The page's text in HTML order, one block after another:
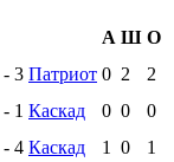
А Ш О
- 3 Патриот 0 2
2
- 1 Каскад 0 0
0
- 4 Каскад 1 0
1